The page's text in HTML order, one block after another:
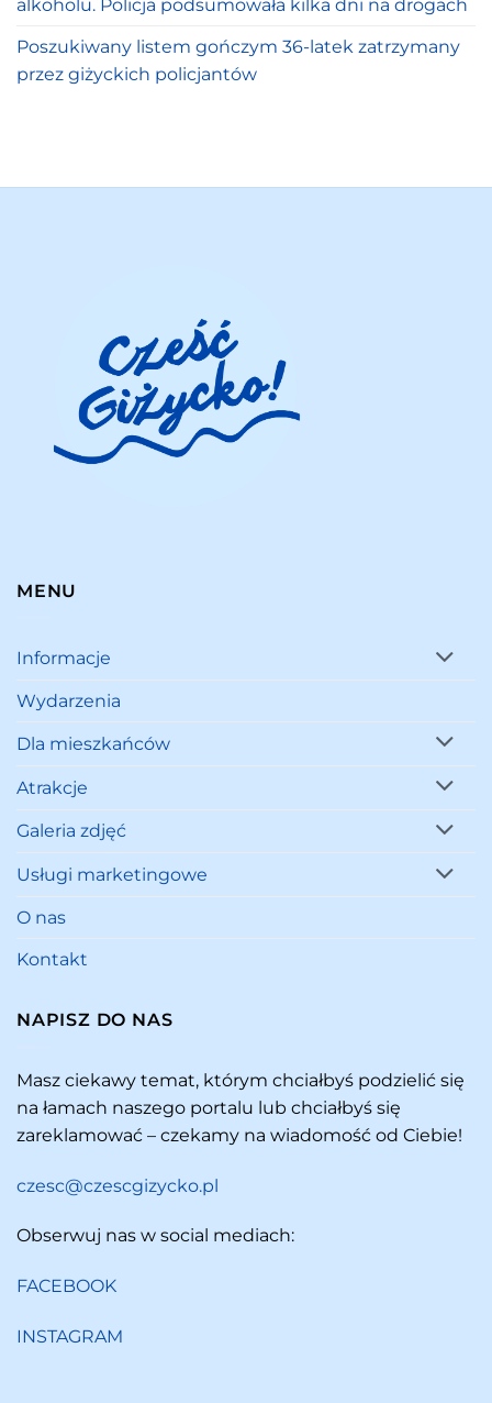
alkoholu. Policja podsumowała kilka dni na drogach
Poszukiwany listem gończym 36-latek zatrzymany
przez giżyckich policjantów
MENU
Informacje
Wydarzenia
Dla mieszkańców
Atrakcje
Galeria zdjęć
Usługi marketingowe
O nas
Kontakt
NAPISZ DO NAS
Masz ciekawy temat, którym chciałbyś podzielić się
na łamach naszego portalu lub chciałbyś się
zareklamować – czekamy na wiadomość od Ciebie!
czesc@czescgizycko.pl
Obserwuj nas w social mediach:
FACEBOOK
INSTAGRAM